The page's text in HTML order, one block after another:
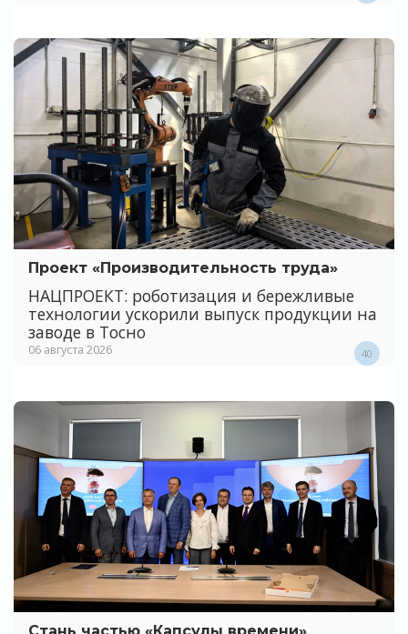
Проект «Производительность труда»
НАЦПРОЕКТ: роботизация и бережливые
технологии ускорили выпуск продукции на
заводе в Тосно
06 августа 2026 40